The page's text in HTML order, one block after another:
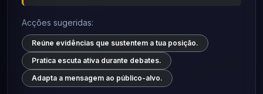
Acções sugeridas:
Reúne evidências que sustentem a tua posição.
Pratica escuta ativa durante debates.
Adapta a mensagem ao público-alvo.